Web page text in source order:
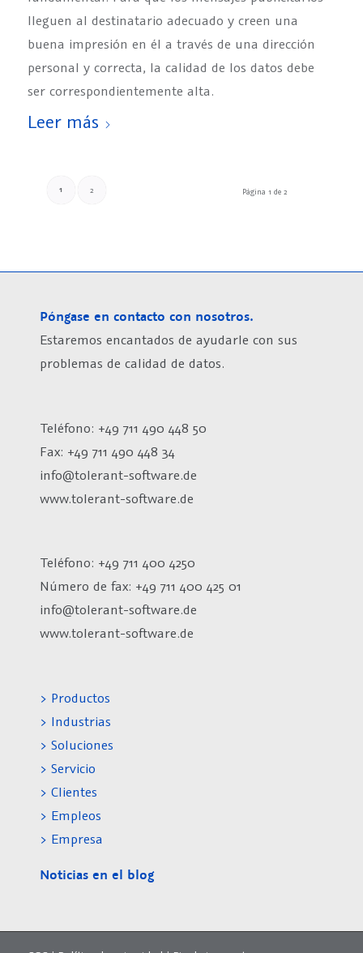
lleguen al destinatario adecuado y creen una
buena impresión en él a través de una dirección
personal y correcta, la calidad de los datos debe
ser correspondientemente alta.
Leer más
Página 1 de 2
1 2
Póngase en contacto con nosotros.
Estaremos encantados de ayudarle con sus
problemas de calidad de datos.
Teléfono: +49 711 490 448 50
Fax: +49 711 490 448 34
info@tolerant-software.de
www.tolerant-software.de
Teléfono: +49 711 400 4250
Número de fax: +49 711 400 425 01
info@tolerant-software.de
www.tolerant-software.de
> Productos
> Industrias
> Soluciones
> Servicio
> Clientes
> Empleos
> Empresa
Noticias en el blog